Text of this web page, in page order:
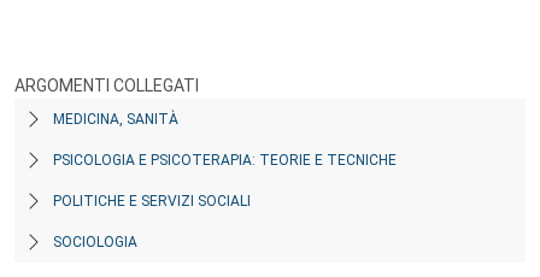
ARGOMENTI COLLEGATI
MEDICINA, SANITÀ
PSICOLOGIA E PSICOTERAPIA: TEORIE E TECNICHE
POLITICHE E SERVIZI SOCIALI
SOCIOLOGIA